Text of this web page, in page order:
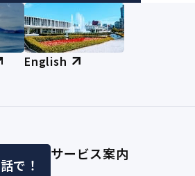
English
で！
サービス案内